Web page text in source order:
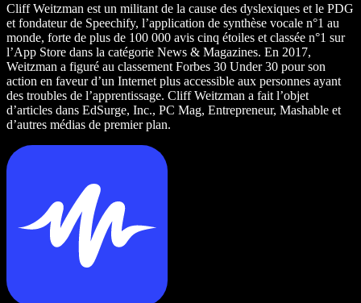
Cliff Weitzman est un militant de la cause des dyslexiques et le PDG
et fondateur de Speechify, l’application de synthèse vocale n°1 au
monde, forte de plus de 100 000 avis cinq étoiles et classée n°1 sur
l’App Store dans la catégorie News & Magazines. En 2017,
Weitzman a figuré au classement Forbes 30 Under 30 pour son
action en faveur d’un Internet plus accessible aux personnes ayant
des troubles de l’apprentissage. Cliff Weitzman a fait l’objet
d’articles dans EdSurge, Inc., PC Mag, Entrepreneur, Mashable et
d’autres médias de premier plan.